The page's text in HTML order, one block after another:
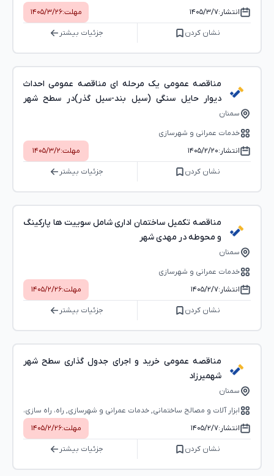
انتشار:۱۴۰۵/۳/۷ مهلت:۱۴۰۵/۳/۲۶
نشان کردن جزئیات بیشتر
مناقصه عمومی یک مرحله ای مناقصه عمومی احداث
دیوار حایل سنگی (سیل بند-سیل گذر)در سطح شهر
شهمیرزادسمنان
خدمات عمرانی و شهرسازی
انتشار:۱۴۰۵/۲/۲۰ مهلت:۱۴۰۵/۳/۲
نشان کردن جزئیات بیشتر
مناقصه تکمیل ساختمان اداری شامل سوییت ها پارکینگ
و محوطه در مهدی شهر
سمنان
خدمات عمرانی و شهرسازی
انتشار:۱۴۰۵/۲/۷ مهلت:۱۴۰۵/۲/۲۶
نشان کردن جزئیات بیشتر
مناقصه عمومی خرید و اجرای جدول گذاری سطح شهر
شهمیرزاد
سمنان
ابزار آلات و مصالح ساختمانی, خدمات عمرانی و شهرسازی, راه، راه‌ سازی،
راه‌آهن
انتشار:۱۴۰۵/۲/۷ مهلت:۱۴۰۵/۲/۲۶
نشان کردن جزئیات بیشتر